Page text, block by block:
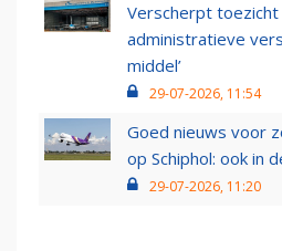
Verscherpt
administratieve
middel’
29-07-2026, 11:54
Goed nieuws voor
op Schiphol: ook in
29-07-2026, 11:20